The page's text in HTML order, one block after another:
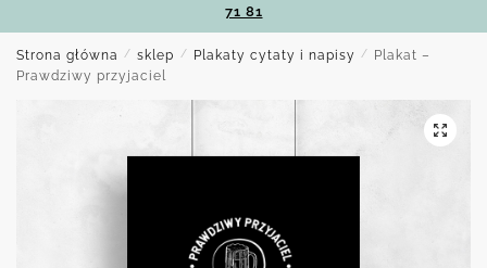
71 81
Strona główna / sklep / Plakaty cytaty i napisy /
Plakat –
Prawdziwy przyjaciel